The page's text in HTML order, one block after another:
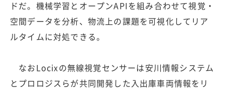
ドだ。機械学習とオープンAPIを組み合わせて視覚・
空間データを分析、物流上の課題を可視化してリア
ルタイムに対処できる。
なおLocixの無線視覚センサーは安川情報システム
とプロロジスらが共同開発した入出庫車両情報をリ